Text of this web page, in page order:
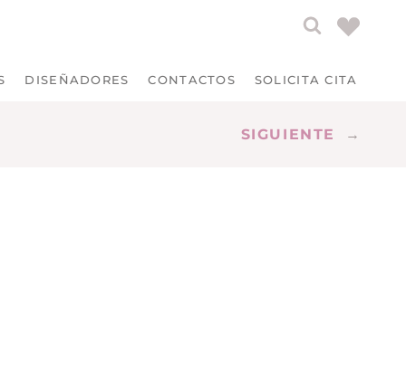
DISEÑADORES CONTACTOS SOLICITA CITA
SIGUIENTE →